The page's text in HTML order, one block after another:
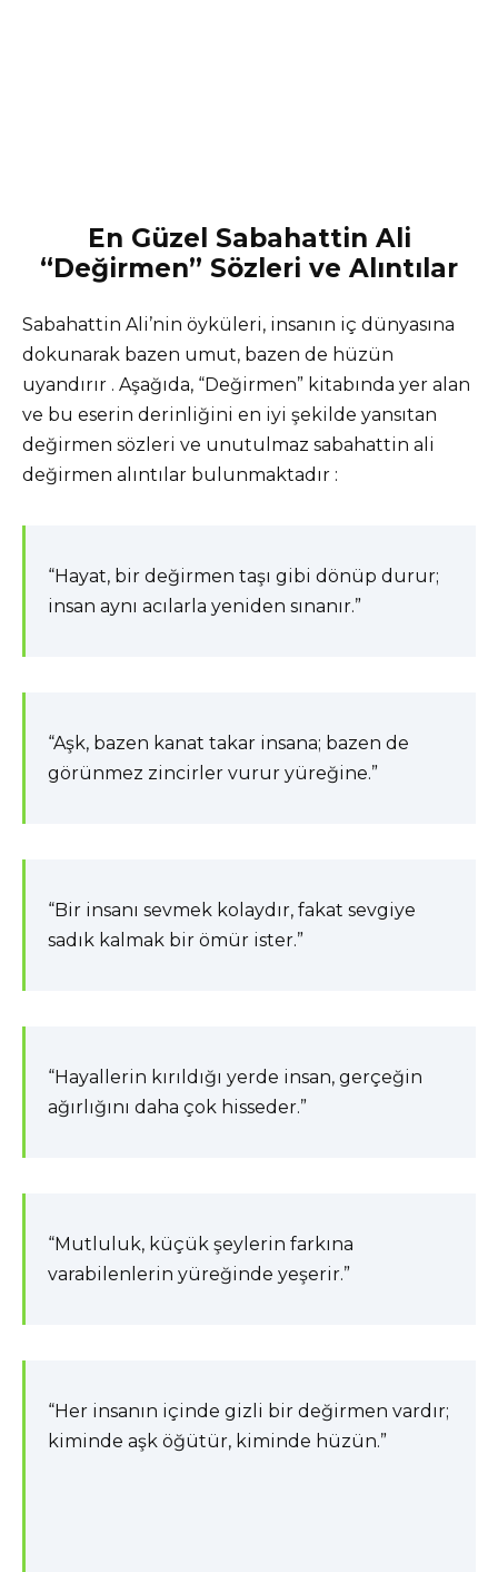
En Güzel Sabahattin Ali
“Değirmen” Sözleri ve Alıntılar
Sabahattin Ali’nin öyküleri, insanın iç dünyasına
dokunarak bazen umut, bazen de hüzün
uyandırır . Aşağıda, “Değirmen” kitabında yer alan
ve bu eserin derinliğini en iyi şekilde yansıtan
değirmen sözleri ve unutulmaz sabahattin ali
değirmen alıntılar bulunmaktadır :
“Hayat, bir değirmen taşı gibi dönüp durur;
insan aynı acılarla yeniden sınanır.”
“Aşk, bazen kanat takar insana; bazen de
görünmez zincirler vurur yüreğine.”
“Bir insanı sevmek kolaydır, fakat sevgiye
sadık kalmak bir ömür ister.”
“Hayallerin kırıldığı yerde insan, gerçeğin
ağırlığını daha çok hisseder.”
“Mutluluk, küçük şeylerin farkına
varabilenlerin yüreğinde yeşerir.”
“Her insanın içinde gizli bir değirmen vardır;
kiminde aşk öğütür, kiminde hüzün.”